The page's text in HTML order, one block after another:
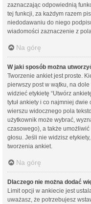
zaznaczając odpowiednią
tej funkcji, za każdym razem
niedodawaniu do niego
wiadomości zaznaczenie z
Na górę
W jaki sposób można
Tworzenie ankiet jest proste.
pierwszy post w wątku, na
widzieć etykietę “Utwórz
tytuł ankiety i co najmniej
wierszu widocznego pola
użytkownik może wybrać,
czasowego), a także
głosu. Jeśli nie widzisz
tworzenia ankiet.
Na górę
Dlaczego nie można dodać
Limit opcji w ankiecie jest
uważasz, że potrzebujesz